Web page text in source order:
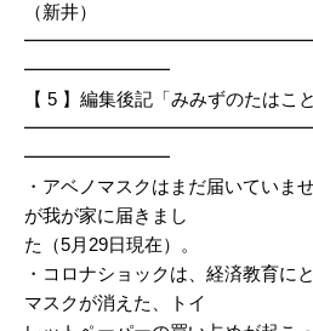
（新井）
━━━━━━━━
【 5 】編集後記「みみずのたはこと
━━━━━━━━
・アベノマスクはまだ届いていま
が我が家に届きまし
た（5月29日現在）。
・コロナショックは、経済教育に
マスクが消えた、トイ